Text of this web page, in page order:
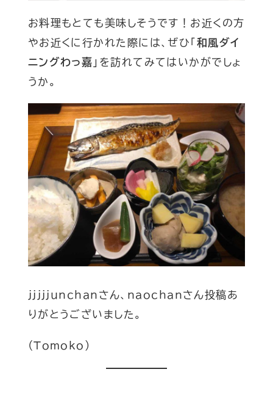
お料理もとても美味しそうです！お近くの方
やお近くに行かれた際には、ぜひ「 和風ダイ
ニングわっ嘉 」を訪れてみてはいかがでしょ
うか。
jjjjjunchanさん、naochanさん投稿あ
りがとうございました。
(Tomoko)